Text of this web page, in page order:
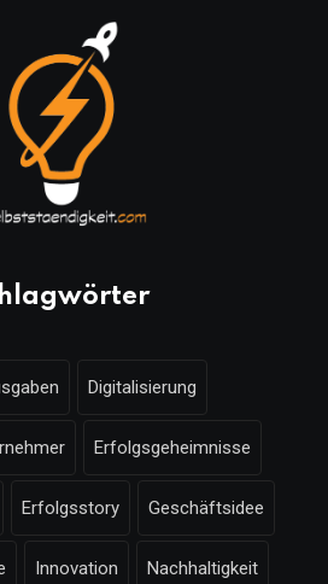
Digitalisierung
Erfolgsgeheimnisse
Erfolgsstory Geschäftsidee
Innovation Nachhaltigkeit